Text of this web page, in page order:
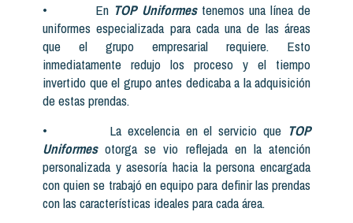
• En TOP Uniformes tenemos una línea de
uniformes especializada para cada una de las áreas
que el grupo empresarial requiere. Esto
inmediatamente redujo los proceso y el tiempo
invertido que el grupo antes dedicaba a la adquisición
de estas prendas.
• La excelencia en el servicio que TOP
Uniformesotorga se vio reflejada en la atención
personalizada y asesoría hacia la persona encargada
con quien se trabajó en equipo para definir las prendas
con las características ideales para cada área.